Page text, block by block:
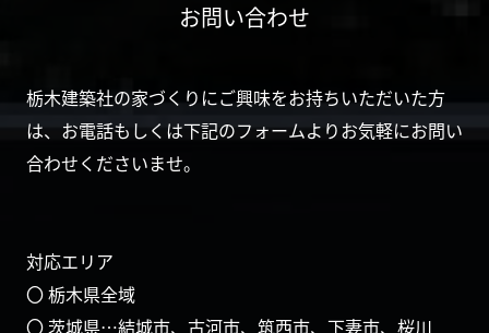
お問い合わせ
栃木建築社の家づくりにご興味をお持ちいただいた方
は、お電話もしくは下記のフォームよりお気軽にお問い
合わせくださいませ。
対応エリア
〇 栃木県全域
〇 茨城県…結城市、古河市、筑西市、下妻市、桜川